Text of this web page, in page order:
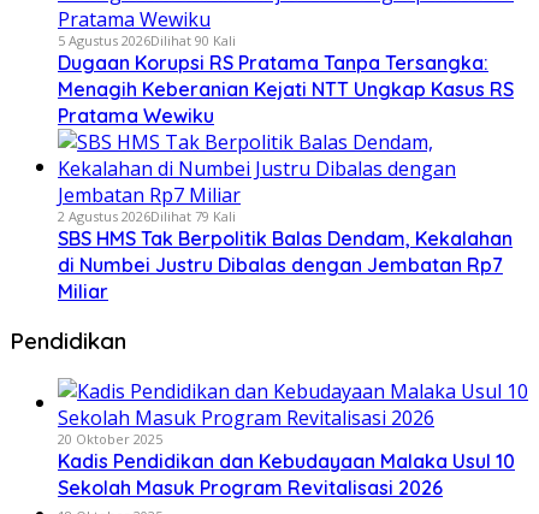
5 Agustus 2026Dilihat 90 Kali
Dugaan Korupsi RS Pratama Tanpa Tersangka:
Menagih Keberanian Kejati NTT Ungkap Kasus RS
Pratama Wewiku
2 Agustus 2026Dilihat 79 Kali
SBS HMS Tak Berpolitik Balas Dendam, Kekalahan
di Numbei Justru Dibalas dengan Jembatan Rp7
Miliar
Pendidikan
20 Oktober 2025
Kadis Pendidikan dan Kebudayaan Malaka Usul 10
Sekolah Masuk Program Revitalisasi 2026